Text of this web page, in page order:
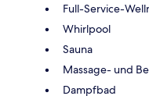
Full-Service-
Whirlpool
Sauna
Massage- und
Dampfbad